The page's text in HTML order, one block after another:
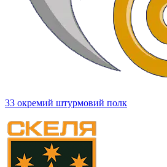
33 окремий штурмовий полк